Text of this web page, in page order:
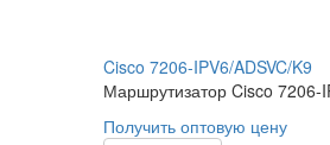
Cisco 7206-IPV6/ADSVC/K9
Маршрутизатор Cisco 7206-
Получить оптовую цену